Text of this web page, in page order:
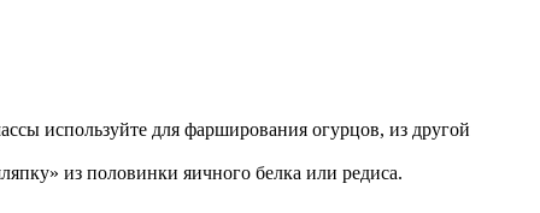
используйте для фарширования огурцов, из другой
из половинки яичного белка или редиса.